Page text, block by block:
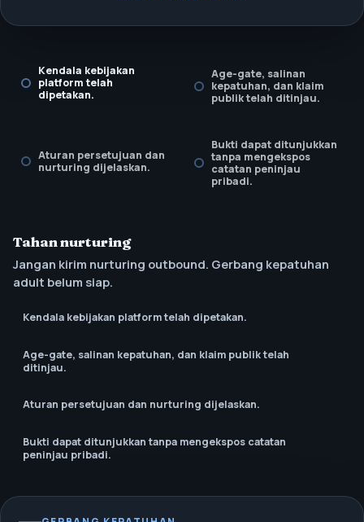
Kendala kebijakan
platform telah
dipetakan.
Age-gate, salinan
kepatuhan, dan klaim
publik telah ditinjau.
Aturan persetujuan dan
nurturing dijelaskan.
Bukti dapat ditunjukkan
tanpa mengekspos
catatan peninjau
pribadi.
Tahan nurturing
Jangan kirim nurturing outbound. Gerbang kepatuhan
adult belum siap.
Kendala kebijakan platform telah dipetakan.
Age-gate, salinan kepatuhan, dan klaim publik telah
ditinjau.
Aturan persetujuan dan nurturing dijelaskan.
Bukti dapat ditunjukkan tanpa mengekspos catatan
peninjau pribadi.